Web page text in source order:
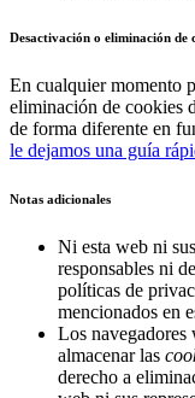
Desactivación o eliminación de
En cualquier momento
eliminación de cookies
de forma diferente en
le dejamos una guía
Notas adicionales
Ni esta web ni
responsables ni
políticas de
mencionados en
Los navegadores
almacenar las
derecho a